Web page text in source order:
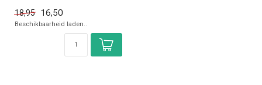
18,95
16,50
Beschikbaarheid laden..